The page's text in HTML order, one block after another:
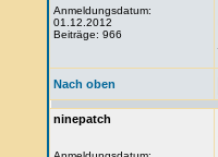
Anmeldungsdatum:
01.12.2012
Beiträge: 966
Nach oben
ninepatch